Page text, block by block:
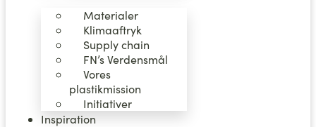
Materialer
Klimaaftryk
Supply chain
FN’s Verdensmål
Vores
plastikmission
Initiativer
Inspiration